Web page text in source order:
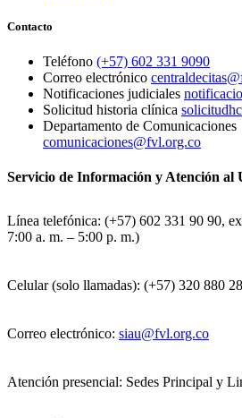
Contacto
Teléfono (+57) 602 331 9090
Correo electrónico
Notificaciones judiciales
Solicitud historia clínica
Departamento de Comunicaciones
comunicaciones@fvl.org.co
Servicio de Información y Atención al
Línea telefónica: (+57) 602 331 90 90,
7:00 a. m. – 5:00 p. m.)
Celular (solo llamadas): (+57) 320 880
Correo electrónico: siau@fvl.org.co
Atención presencial: Sedes Principal y